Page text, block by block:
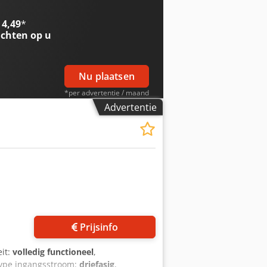
*
op u
Nu plaatsen
*per advertentie / maand
Advertentie
Prijsinfo
volledig functioneel,
ingangsstroom: driefasig,